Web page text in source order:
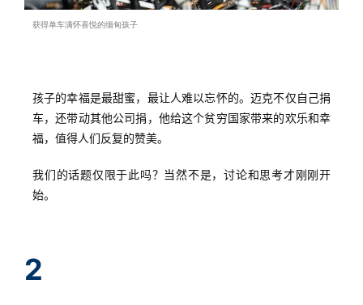
获得单车满怀喜悦的缅甸孩子
孩子的幸福是最甜蜜，最让人难以忘怀的。迈克不仅自己捐
车，还带动其他公司捐，他给这个贫穷国家带来的欢乐和幸
福，值得人们反复的赞美。
我们的话题仅限于此吗？当然不是，讨论和思考才刚刚开
始。
2